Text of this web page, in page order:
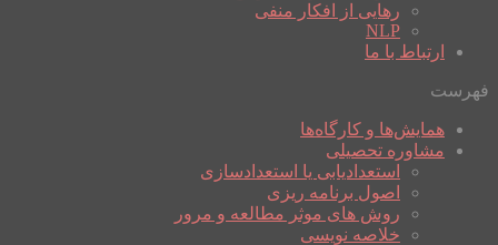
رهایی از افکار منفی
NLP
ارتباط با ما
فهرست
همایش‌ها و کارگاه‌ها
مشاوره تحصیلی
استعدادیابی یا استعدادسازی
اصول برنامه ریزی
روش های موثر مطالعه و مرور
خلاصه نویسی